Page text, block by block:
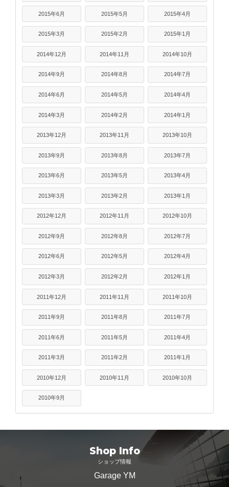
2015年6月 2015年5月 2015年4月
2015年3月 2015年2月 2015年1月
2014年12月 2014年11月 2014年10月
2014年9月 2014年8月 2014年7月
2014年6月 2014年5月 2014年4月
2014年3月 2014年2月 2014年1月
2013年12月 2013年11月 2013年10月
2013年9月 2013年8月 2013年7月
2013年6月 2013年5月 2013年4月
2013年3月 2013年2月 2013年1月
2012年12月 2012年11月 2012年10月
2012年9月 2012年8月 2012年7月
2012年6月 2012年5月 2012年4月
2012年3月 2012年2月 2012年1月
2011年12月 2011年11月 2011年10月
2011年9月 2011年8月 2011年7月
2011年6月 2011年5月 2011年4月
2011年3月 2011年2月 2011年1月
2010年12月 2010年11月 2010年10月
2010年9月
Shop Info
ショップ情報
Garage YM